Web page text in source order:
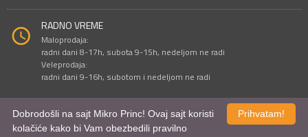
RADNO VREME
Maloprodaja:
radni dani 8-17h, subota 9-15h, nedeljom ne radi
Veleprodaja:
radni dani 9-16h, subotom i nedeljom ne radi
Sve cene su iskazane u dinarima. PDV je uračunat u cenu.
© Mikro Princ 1999 - 2026. Sva prava su zadržana.
Prihvatam!
Dobrodošli na sajt Mikro Princ! Ovaj sajt koristi
kolačiće kako bi Vam obezbedili pravilno